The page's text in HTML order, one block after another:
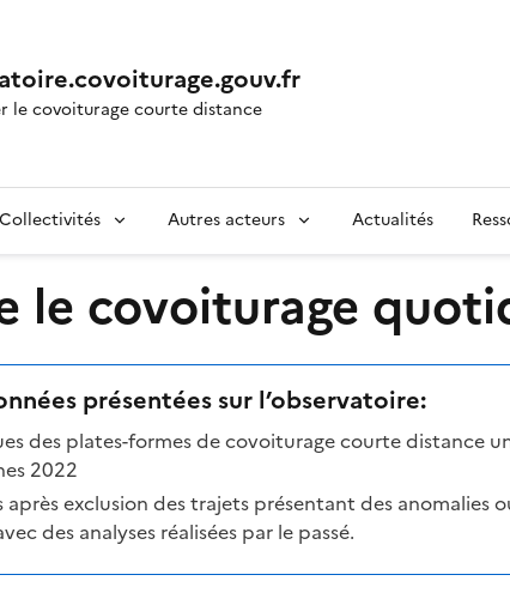
le covoiturage courte distance
Collectivités Autres acteurs Actualités
le covoiturage
présentées sur l’observatoire:
des plates-formes de covoiturage courte distance
2022
exclusion des trajets présentant des anomalies
des analyses réalisées par le passé.